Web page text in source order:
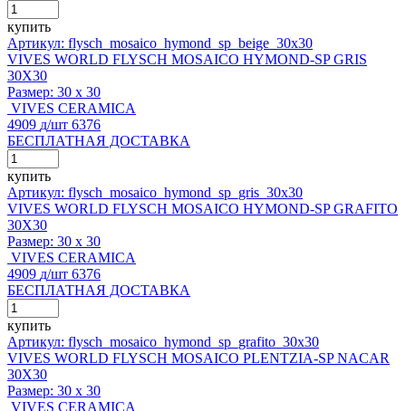
купить
Артикул: flysch_mosaico_hymond_sp_beige_30x30
VIVES WORLD FLYSCH MOSAICO HYMOND-SP GRIS
30X30
Размер: 30 x 30
VIVES CERAMICA
4909 д/шт 6376
БЕСПЛАТНАЯ ДОСТАВКА
купить
Артикул: flysch_mosaico_hymond_sp_gris_30x30
VIVES WORLD FLYSCH MOSAICO HYMOND-SP GRAFITO
30X30
Размер: 30 x 30
VIVES CERAMICA
4909 д/шт 6376
БЕСПЛАТНАЯ ДОСТАВКА
купить
Артикул: flysch_mosaico_hymond_sp_grafito_30x30
VIVES WORLD FLYSCH MOSAICO PLENTZIA-SP NACAR
30X30
Размер: 30 x 30
VIVES CERAMICA